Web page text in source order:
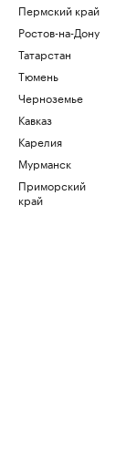
Пермский край
Ростов-на-Дону
Татарстан
Тюмень
Черноземье
Кавказ
Карелия
Мурманск
Приморский
край